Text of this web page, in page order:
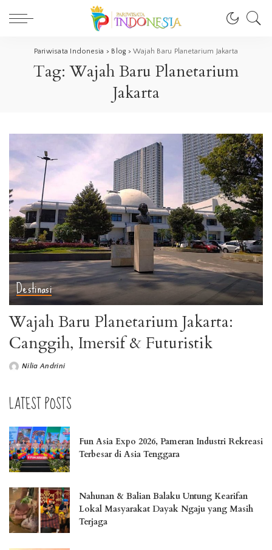
Pariwisata Indonesia > Blog >Wajah Baru Planetarium Jakarta
Tag:Wajah Baru Planetarium
Jakarta
Destinasi
Wajah Baru Planetarium Jakarta:
Canggih, Imersif & Futuristik
Nilia Andrini
LATEST POSTS
Fun Asia Expo 2026, Pameran Industri Rekreasi
Terbesar di Asia Tenggara
Nahunan & Balian Balaku Untung Kearifan
Lokal Masyarakat Dayak Ngaju yang Masih
Terjaga